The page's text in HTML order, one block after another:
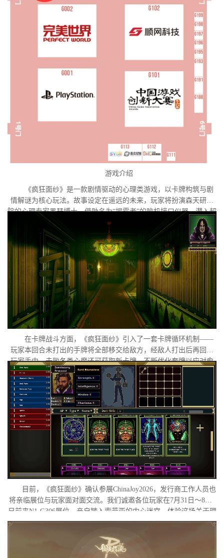
游戏介绍
《疯狂面纱》是一款剧情驱动的心理类游戏，以卡牌构筑与剧
情解谜为核心玩法。故事设定在遥远的未来，玩家将扮演森天研究
院的心理专家墨瑟博士，借助名为“揭露者”的脑机接口仪器，潜入超
自然疾病患者索菲亚的内心世界。索菲亚正面临意识异化的危机，
隐藏在梦魇深处的外星意识试图夺取她的主体性。玩家需要在扭曲
的心理迷宫中进行探索与解谜，直面潜藏于她意识深处的心魔与梦
魇。
在卡牌战斗方面，《疯狂面纱》引入了一套卡牌循环机制——
玩家本回合未打出的手牌将全部移交给敌方，经敌人打出后再回归
玩家手中。击败各类心魔还可获取新卡牌，不断优化套牌以应对愈
发扭曲的梦境敌人。在视觉呈现上，游戏采用独特的复古像素画
风，刻意保留低分辨率下模糊失真的质感，营造出兼具复古感与精
神错位感的氛围体验。
目前，《疯狂面纱》确认参展ChinaJoy2026，发行商工作人员也
将亲临展位与玩家面对面交流。我们诚邀各位玩家在7月31日～8月2
日前来N1-G306展位，亲自踏入索菲亚的内心迷宫，体验这场关于理
智与疯狂的独特旅程。